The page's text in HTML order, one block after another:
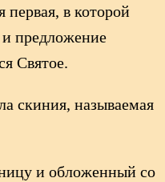
первая, в которой
и предложение
Святое.
скиния, называемая
и обложенный со